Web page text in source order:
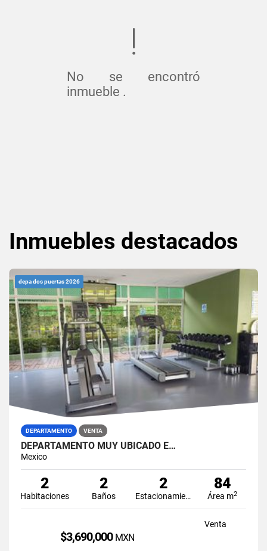
No se encontró
inmueble .
Inmuebles destacados
depa dos puertas 2026
DEPARTAMENTO VENTA
DEPARTAMENTO MUY UBICADO E…
Mexico
2
Habitaciones
2
Baños
2
Estacionamiento
84
Área m2
Venta
$3,690,000 MXN